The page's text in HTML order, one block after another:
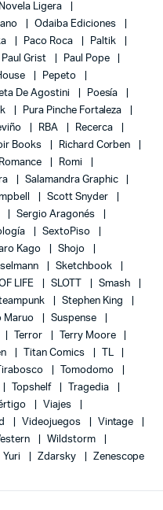
Novela Ligera
Odaiba Ediciones
Paco Roca
Paltik
Paul Grist
Paul Pope
Pepeto
De Agostini
Poesía
Pura Pinche Fortaleza
RBA
Recerca
Books
Richard Corben
Romance
Romi
Salamandra Graphic
Scott Snyder
Sergio Aragonés
SextoPiso
Kago
Shojo
Sketchbook
LIFE SLOTT
Smash
Stephen King
Maruo
Suspense
Terror
Terry Moore
Titan Comics
TL
Tomodomo
Topshelf
Tragedia
Viajes
Videojuegos
Vintage
Wildstorm
Yuri Zdarsky Zenescope